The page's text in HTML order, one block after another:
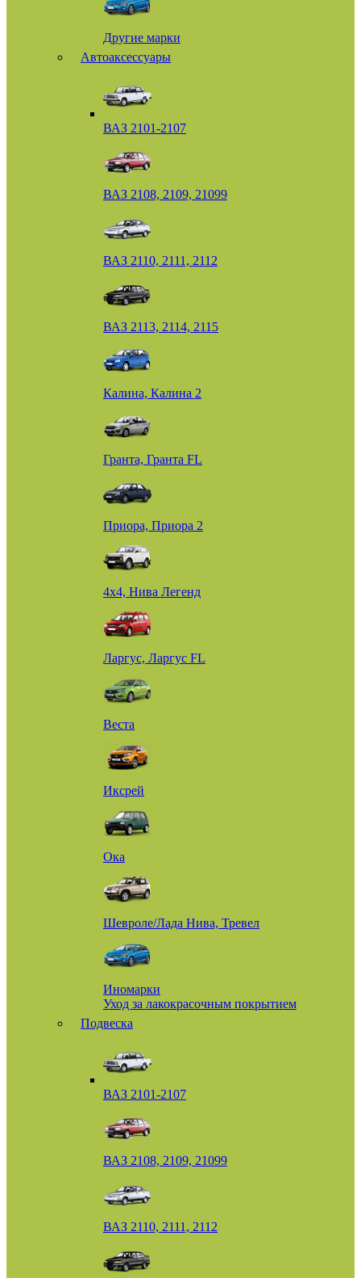
Другие марки
Автоаксессуары
ВАЗ 2101-2107
ВАЗ 2108, 2109, 21099
ВАЗ 2110, 2111, 2112
ВАЗ 2113, 2114, 2115
Калина, Калина 2
Гранта, Гранта FL
Приора, Приора 2
4х4, Нива Легенд
Ларгус, Ларгус FL
Веста
Иксрей
Ока
Шевроле/Лада Нива, Тревел
Иномарки
Уход за лакокрасочным покрытием
Подвеска
ВАЗ 2101-2107
ВАЗ 2108, 2109, 21099
ВАЗ 2110, 2111, 2112